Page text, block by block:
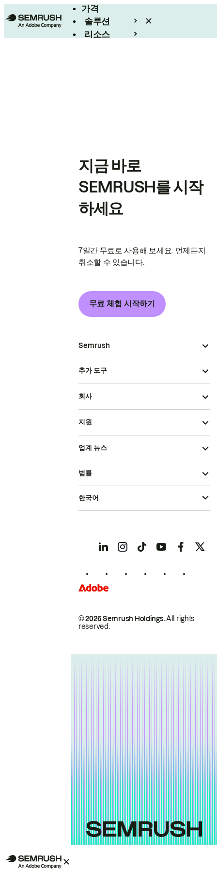
가격
솔루션
리소스
지금 바로
SEMRUSH를 시작
하세요
7일간 무료로 사용해 보세요. 언제든지
취소할 수 있습니다.
무료 체험 시작하기
Semrush
추가 도구
회사
지원
업계 뉴스
© 2026 Semrush Holdings.All rights
reserved.
법률
한국어